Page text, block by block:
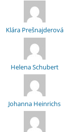
Klára Prešnajderová
Helena Schubert
Johanna Heinrichs